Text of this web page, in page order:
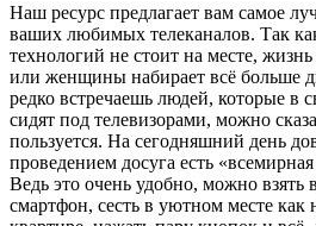
Наш ресурс предлагает вам самое
ваших любимых телеканалов. Так
технологий не стоит на месте,
или женщины набирает всё больше
редко встречаешь людей, которые в
сидят под телевизорами, можно
пользуется. На сегодняшний день
проведением досуга есть
Ведь это очень удобно, можно взять
смартфон, сесть в уютном месте как